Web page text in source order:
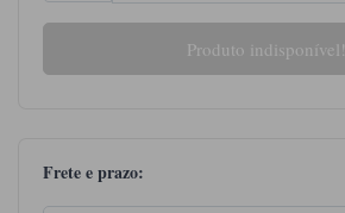
Produto indisponível!
Frete e prazo: